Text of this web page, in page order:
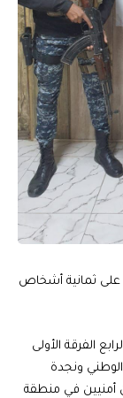
على ثمانية أشخاص
الفرقة الأولى
ونجدة
أمنيين في منطقة